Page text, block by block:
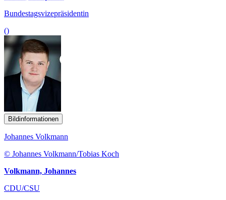
Bundestagsvizepräsidentin
()
Bildinformationen
Johannes Volkmann
© Johannes Volkmann/Tobias Koch
Volkmann, Johannes
CDU/CSU